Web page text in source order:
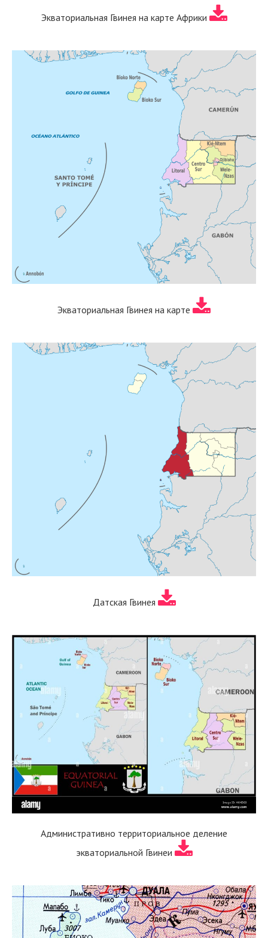
Экваториальная Гвинея на карте Африки
Экваториальная Гвинея на карте
Датская Гвинея
Административно территориальное деление
экваториальной Гвинеи